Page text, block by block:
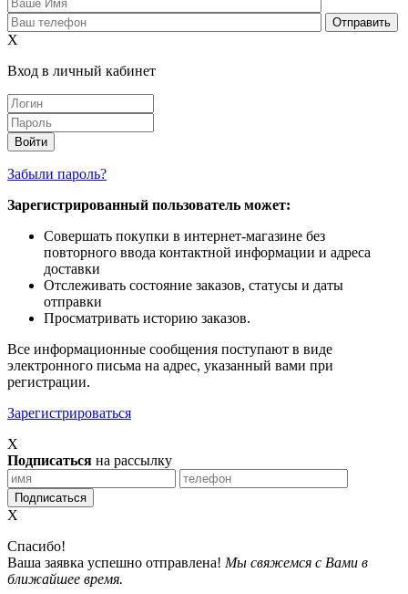
X
Вход в личный кабинет
Забыли пароль?
Зарегистрированный пользователь может:
Совершать покупки в интернет-магазине без
повторного ввода контактной информации и адреса
доставки
Отслеживать состояние заказов, статусы и даты
отправки
Просматривать историю заказов.
Все информационные сообщения поступают в виде
электронного письма на адрес, указанный вами при
регистрации.
Зарегистрироваться
X
Подписаться на рассылку
X
Спасибо!
Ваша заявка успешно отправлена! Мы свяжемся с Вами в
ближайшее время.